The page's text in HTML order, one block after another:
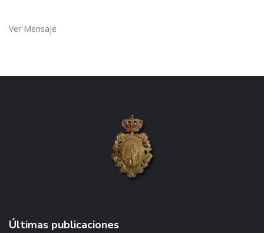
Ver Mensaje
Últimas publicaciones